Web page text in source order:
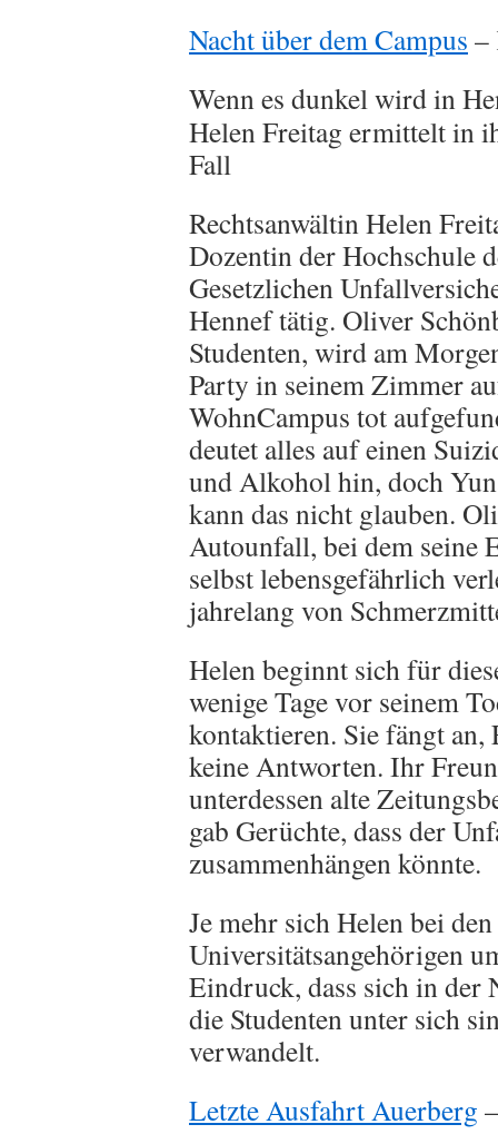
Nacht über dem Campus –
Wenn es dunkel wird in
Helen Freitag ermittelt in
Fall
Rechtsanwältin Helen
Dozentin der Hochschule
Gesetzlichen
Hennef tätig. Oliver
Studenten, wird am
Party in seinem Zimmer
WohnCampus tot
deutet alles auf einen
und Alkohol hin, doch
kann das nicht glauben.
Autounfall, bei dem seine
selbst lebensgefährlich
jahrelang von
Helen beginnt sich für
wenige Tage vor seinem
kontaktieren. Sie fängt an,
keine Antworten. Ihr
unterdessen alte
gab Gerüchte, dass der
zusammenhängen könnte.
Je mehr sich Helen bei
Universitätsangehörigen
Eindruck, dass sich in der
die Studenten unter sich
verwandelt.
Letzte Ausfahrt Auerberg